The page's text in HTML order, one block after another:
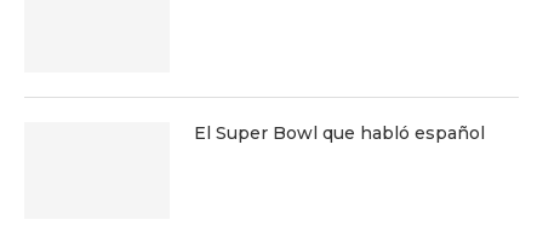
El Super Bowl que habló español